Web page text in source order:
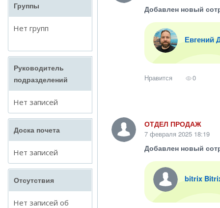
Группы
Нет групп
Руководитель
подразделений
Нет записей
Доска почета
Нет записей
Отсутствия
Нет записей об
Добавлен новый
Евгений
Нравится 0
ОТДЕЛ ПРОДАЖ
7 февраля 2025 18:19
Добавлен новый
bitrix